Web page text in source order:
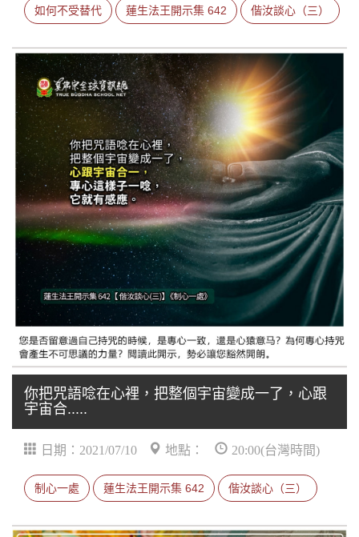
如何不受替代 蓮生法王開示集 642 偕汝談心（三）
你把咒語唸在心裡，把整個宇宙變成一了，心跟
宇宙合.....
日期：2021/07/10 地點： 20:00(台灣時間)
制心一處 蓮生法王開示集 642 偕汝談心（三）